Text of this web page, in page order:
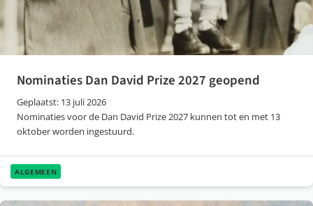
Nominaties Dan David Prize 2027 geopend
Geplaatst: 13 juli 2026
Nominaties voor de Dan David Prize 2027 kunnen tot en met 13
oktober worden ingestuurd.
ALGEMEEN